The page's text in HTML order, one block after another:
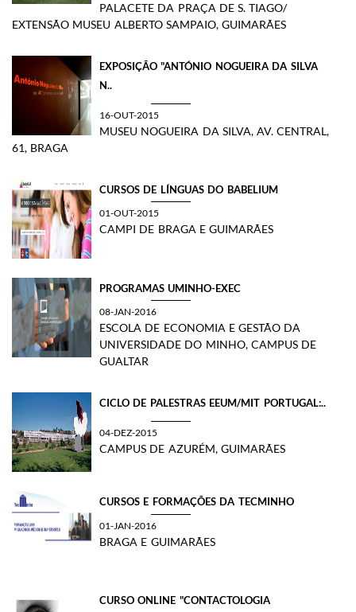
PALACETE DA PRAÇA DE S. TIAGO/
EXTENSÃO MUSEU ALBERTO SAMPAIO, GUIMARÃES
EXPOSIÇÃO "ANTÓNIO NOGUEIRA DA SILVA
N..
16-OUT-2015
​MUSEU NOGUEIRA DA SILVA, AV. CENTRAL,
61, BRAGA​
CURSOS DE LÍNGUAS DO BABELIUM
01-OUT-2015
CAMPI DE BRAGA E GUIMARÃES
PROGRAMAS UMINHO-EXEC
08-JAN-2016
ESCOLA DE ECONOMIA E GESTÃO DA
UNIVERSIDADE DO MINHO, CAMPUS DE
GUALTAR
​CICLO DE PALESTRAS EEUM/MIT PORTUGAL:..
04-DEZ-2015
CAMPUS DE AZURÉM, GUIMARÃES
CURSOS E FORMAÇÕES DA TECMINHO
01-JAN-2016
BRAGA E GUIMARÃES
CURSO ONLINE "CONTACTOLOGIA